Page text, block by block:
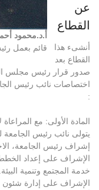
أ.د.محمود
قائم بعمل
عن
القطاع
أنشىء هذا
القطاع بعد
اختصاصات نائب رئيس
:
المادة الأولى: مع
يتولى نائب رئيس الجامعة
إشراف رئيس الجامعة،
الإشراف على إعداد
خدمة المجتمع وتنمية البيئة.
الإشراف على إدارة شئون